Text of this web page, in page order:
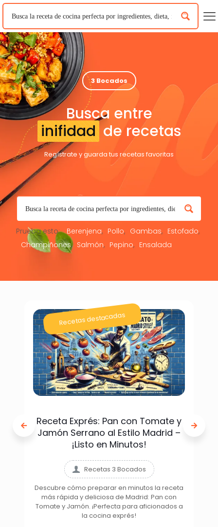
3 Bocados
Busca entre
inifidad de recetas
Regístrate y guarda tus recetas favoritas
Prueba esto: Berenjena Pollo Gambas
Estofado
Champiñones
Salmón Pepino Ensalada
Recetas destacadas
Receta Exprés: Pan con Tomate y
Jamón Serrano al Estilo Madrid –
¡Listo en Minutos!
Recetas 3 Bocados
Descubre cómo preparar en minutos la receta
más rápida y deliciosa de Madrid: Pan con
Tomate y Jamón. ¡Perfecta para aficionados a
la cocina exprés!